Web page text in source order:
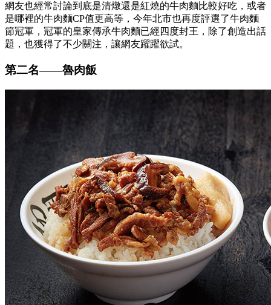
網友也經常討論到底是清燉還是紅燒的牛肉麵比較好吃，或者
是哪裡的牛肉麵CP值更高等，今年北市也再度評選了牛肉麵
節冠軍，冠軍的皇家傳承牛肉麵已經四度封王，除了創造出話
題，也獲得了不少關注，讓網友躍躍欲試。
第二名——魯肉飯